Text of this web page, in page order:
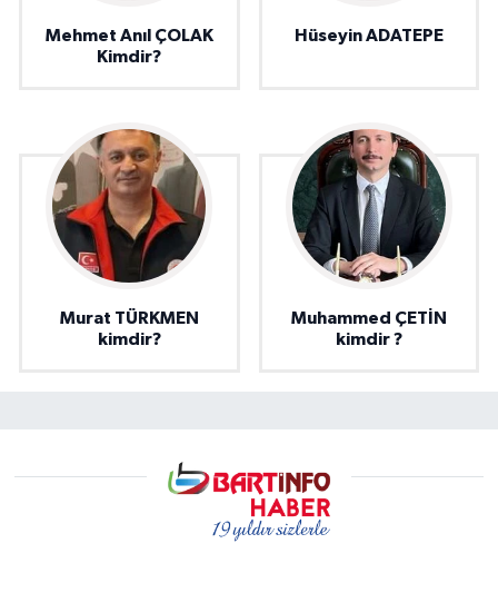
Mehmet Anıl ÇOLAK
Kimdir?
Hüseyin ADATEPE
Murat TÜRKMEN
kimdir?
Muhammed ÇETİN
kimdir ?